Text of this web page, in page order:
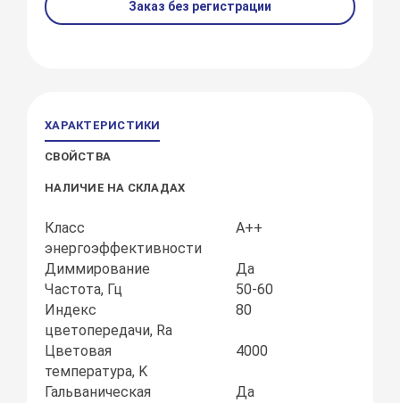
Заказ без регистрации
ХАРАКТЕРИСТИКИ
СВОЙСТВА
НАЛИЧИЕ НА СКЛАДАХ
Класс
энергоэффективности
А++
Диммирование
Да
Частота, Гц
50-60
Индекс
цветопередачи, Ra
80
Цветовая
температура, K
4000
Гальваническая
Да